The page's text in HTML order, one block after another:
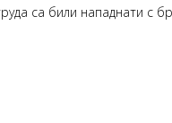
му
са били нападнати с